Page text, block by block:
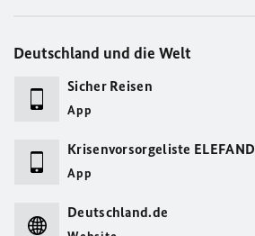
Deutschland und die Welt
Sicher Reisen
App
Krisenvorsorgeliste ELEFAND
App
Deutschland.de